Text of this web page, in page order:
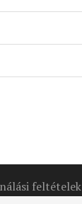
feltételek